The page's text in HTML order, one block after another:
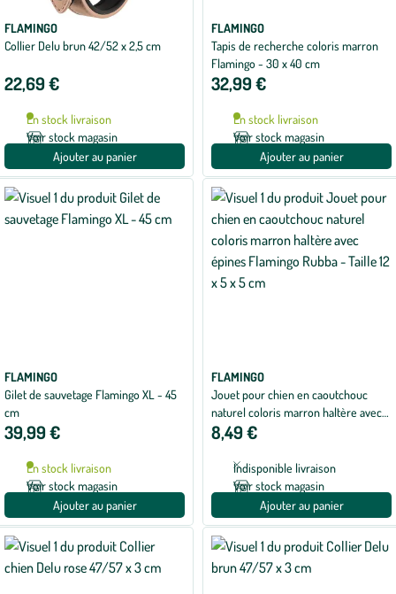
FLAMINGO
Collier Delu brun 42/52 x 2,5 cm
22,69 €
En stock livraison
Voir stock magasin
Ajouter au panier
FLAMINGO
Tapis de recherche coloris marron
Flamingo - 30 x 40 cm
32,99 €
En stock livraison
Voir stock magasin
Ajouter au panier
FLAMINGO
Gilet de sauvetage Flamingo XL - 45
cm
39,99 €
En stock livraison
Voir stock magasin
Ajouter au panier
FLAMINGO
Jouet pour chien en caoutchouc
naturel coloris marron haltère avec
épines Flamingo Rubba - Taille 12 x 5
8,49 €
Indisponible livraison
Voir stock magasin
Ajouter au panier